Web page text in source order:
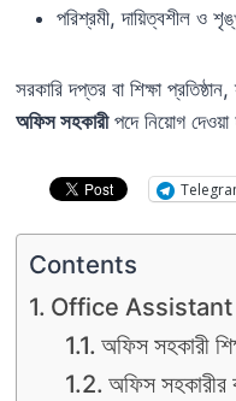
পরিশ্রমী, দায়িত্বশীল ও
সরকারি দপ্তর বা শিক্ষা
অফিস সহকারীপদে নিয়োগ
Contents
Office Assistant
অফিস সহকারী
অফিস সহকারীর